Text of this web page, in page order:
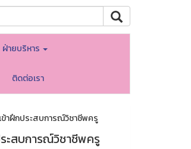
ฝ่ายบริหาร
ติดต่อเรา
าฝึกประสบการณ์วิชาชีพครู
ะสบการณ์วิชาชีพครู